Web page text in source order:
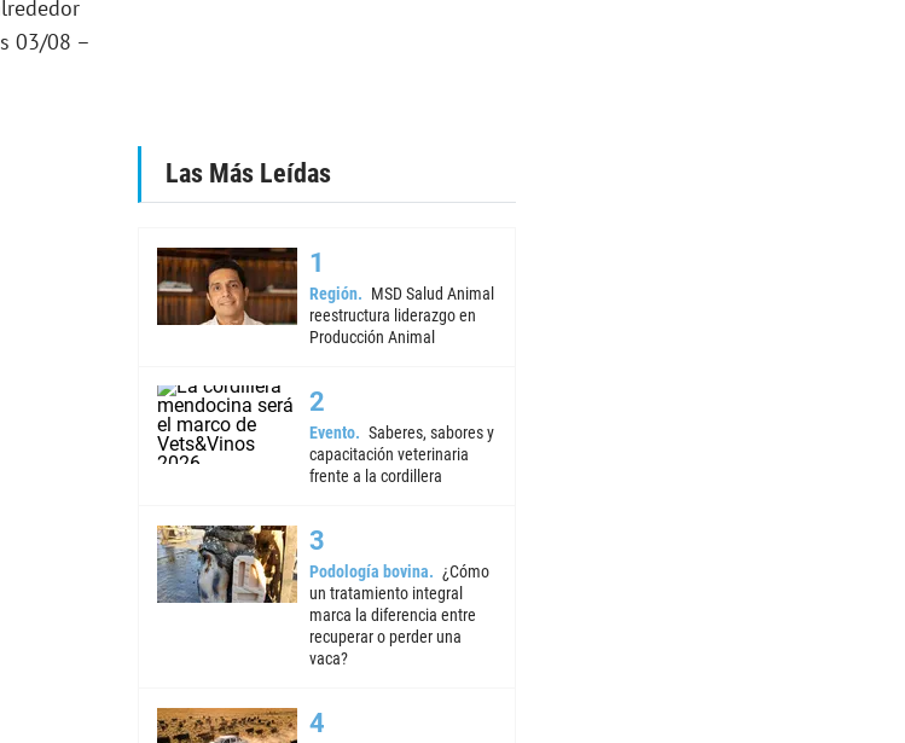
03/08 –
Las Más Leídas
Región
MSD Salud Animal
reestructura liderazgo en
Producción Animal
Evento
Saberes, sabores y
capacitación veterinaria
frente a la cordillera
Podología bovina
¿Cómo
un tratamiento integral
marca la diferencia entre
recuperar o perder una
vaca?